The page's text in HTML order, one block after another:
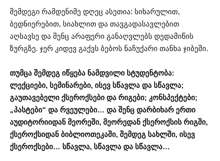
შემდეგი რამდენიმე დღეც ასეთია: სიხარულით,
ბედნიერებით, სიახლით და თავგადასავლებით
აღსავსე და შენც არაფერი განაღვლებს დედამიწის
ზურგზე. ჯერ კიდევ გაქვს ბებოს ნაჩუქარი თანხა ჯიბეში.
თუმცა შემდეგ იწყება ნამდვილი სტუდენტობა:
ლექციები, სემინარები, ისევ სწავლა და სწავლა;
გაუთავებელი ქსეროქსები და რიგები; კონსპექტები;
„პასტები“ და რვეულები… და შენც დარბიხარ ერთი
აუდიტორიიდან მეორეში, მეორედან ქსეროქსის რიგში,
ქსეროქსიდან ბიბლიოთეკაში, შემდეგ სახლში, ისევ
ქსეროქსები… სწავლა, სწავლა და სწავლა…